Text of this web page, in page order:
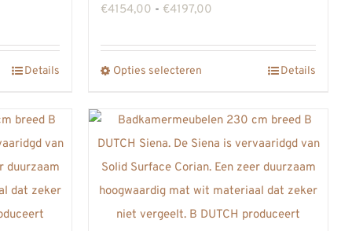
Details
€4154,00 - €4197,00
Opties selecteren
heeft
meerdere
variaties.
Deze
optie
Details